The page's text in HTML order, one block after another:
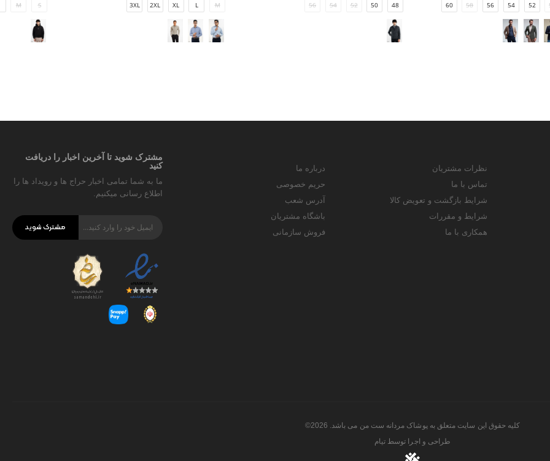
52
54
56
58
60
48
50
52
54
56
M
L
XL
2XL
3XL
S
M
نظرات مشتریان
تماس با ما
شرایط بازگشت و تعویض کالا
شرایط و مقررات
همکاری با ما
درباره ما
حریم خصوصی
آدرس شعب
باشگاه مشتریان
فروش سازمانی
مشترک شوید تا آخرین اخبار را دریافت
کنید
ما به شما تمامی اخبار حراج ها و رویداد ها را
اطلاع رسانی میکنیم.
مشترک شوید
کلیه حقوق این سایت متعلق به پوشاک مردانه ست من می باشد. 2026©
طراحی و اجرا توسط تیام